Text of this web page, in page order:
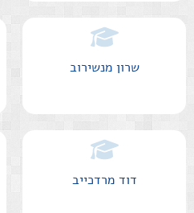
שרון מנשירוב
דוד מרדכייב